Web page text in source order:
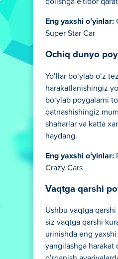
qolishga eʼtibor
Eng yaxshi oʻyinlar:
Super Star Car
Ochiq dunyo
Yoʻllar boʻylab oʻz
harakatlanishingiz
boʻylab poygalarni
qatnashishingiz
shaharlar va katta
haydang.
Eng yaxshi oʻyinlar:
Crazy Cars
Vaqtga qarshi
Ushbu vaqtga
siz vaqtga qarshi
urinishda eng
yangilashga harakat